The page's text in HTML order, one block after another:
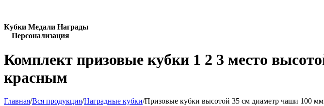
Кубки Медали Награды
Персонализация
Комплект призовые кубки 1 2 3 место
красным
Главная/Вся продукция/Наградные кубки/Призовые кубки высотой 35 см диаметр чаши 100 мм